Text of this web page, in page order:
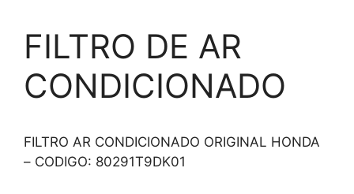
FILTRO DE AR
CONDICIONADO
FILTRO AR CONDICIONADO ORIGINAL HONDA
– CODIGO: 80291T9DK01